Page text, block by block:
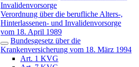
Invalidenvorsorge
Verordnung über die berufliche Alters-,
Hinterlassenen- und Invalidenvorsorge
vom 18. April 1989
Bundesgesetz über die
Krankenversicherung vom 18. März 1994
Art. 1 KVG